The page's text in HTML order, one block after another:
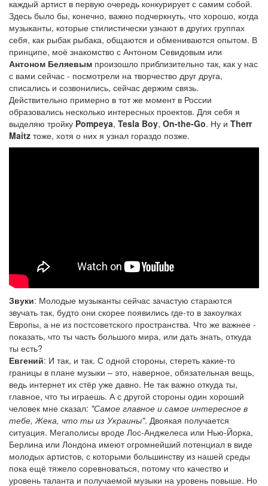
каждый артист в первую очередь конкурирует с самим собой.
Здесь было бы, конечно, важно подчеркнуть, что хорошо, когда
музыканты, которые стилистически узнают в других группах
себя, как рыбак рыбака, общаются и обмениваются опытом. В
принципе, моё знакомство с Антоном Севидовым или
Антоном Беляевым произошло приблизительно так, как у нас
с вами сейчас - посмотрели на творчество друг друга,
списались и созвонились, сейчас держим связь.
Действительно примерно в тот же момент в России
образовались несколько интересных проектов. Для себя я
выделяю тройку Pompeya, Tesla Boy, On-the-Go. Ну и Therr
Maitz тоже, хотя о них я узнал гораздо позже.
Звуки: Молодые музыканты сейчас зачастую стараются
звучать так, будто они скорее появились где-то в закоулках
Европы, а не из постсоветского пространства. Что же важнее -
показать, что ты часть большого мира, или дать знать, откуда
ты есть?
Евгений: И так, и так. С одной стороны, стереть какие-то
границы в плане музыки – это, наверное, обязательная вещь,
ведь интернет их стёр уже давно. Не так важно откуда ты,
главное, что ты играешь. А с другой стороны один хороший
человек мне сказал: "Самое главное и самое интересное в
тебе, Жека, что ты из Украины". Двоякая получается
ситуация. Мегаполисы вроде Лос-Анджелеса или Нью-Йорка,
Берлина или Лондона имеют огромнейший потенциал в виде
молодых артистов, с которыми большинству из нашей среды
пока ещё тяжело соревноваться, потому что качество и
уровень таланта и получаемой музыки на уровень повыше. Но